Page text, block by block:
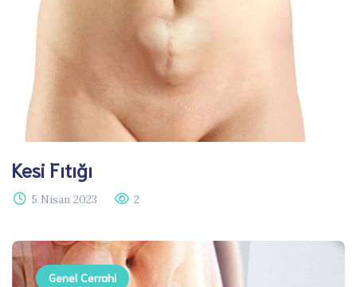
Kesi Fıtığı​
5 Nisan 2023 2
Genel Cerrahi